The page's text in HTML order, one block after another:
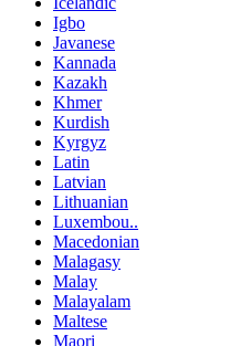
Igbo
Javanese
Kannada
Kazakh
Khmer
Kurdish
Kyrgyz
Latin
Latvian
Lithuanian
Luxembou..
Macedonian
Malagasy
Malay
Malayalam
Maltese
Maori